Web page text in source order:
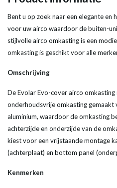
Bent u op zoek naar een elegante
voor uw airco waardoor de buiten-
stijlvolle airco omkasting is een
omkasting is geschikt voor alle
Omschrijving
De Evolar Evo-cover airco omkasting
onderhoudsvrije omkasting gemaakt
aluminium, waardoor de omkasting
achterzijde en onderzijde van de
kiest voor een vrijstaande montage
(achterplaat) en bottom panel
Kenmerken